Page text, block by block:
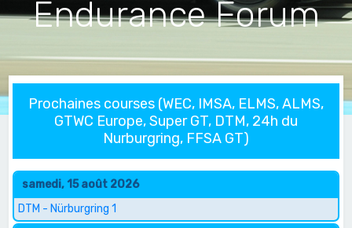
Endurance Forum
Prochaines courses (WEC, IMSA, ELMS, ALMS,
GTWC Europe, Super GT, DTM, 24h du
Nurburgring, FFSA GT)
samedi, 15 août 2026
DTM - Nürburgring 1